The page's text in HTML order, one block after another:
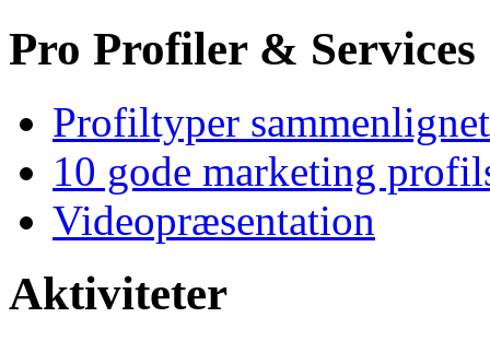
Pro Profiler & Services
Profiltyper sammenlignet
10 gode marketing
Videopræsentation
Aktiviteter